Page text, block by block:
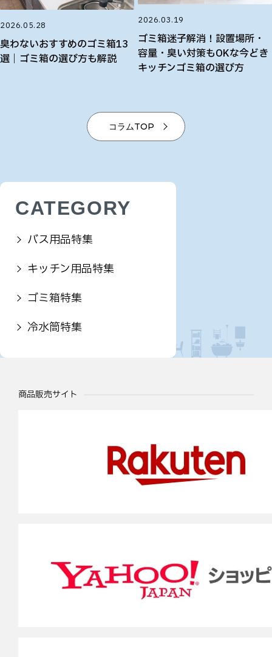
2026.05.28
臭わないおすすめのゴミ箱13
選｜ゴミ箱の選び方も解説
2026.03.19
ゴミ箱迷子解消！設置場所・
容量・臭い対策もOKな今どき
キッチンゴミ箱の選び方
コラムTOP
CATEGORY
バス用品特集
キッチン用品特集
ゴミ箱特集
冷水筒特集
商品販売サイト